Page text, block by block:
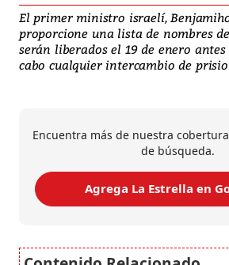
El primer ministro israelí,
proporcione una lista de nombres
serán liberados el 19 de enero
cabo cualquier intercambio de
Encuentra más de nuestra
de búsqueda.
Agrega La Estrella en